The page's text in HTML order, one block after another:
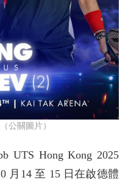
公關圖片）
UTS Hong Kong 2025
月14 至 15 日在啟德體